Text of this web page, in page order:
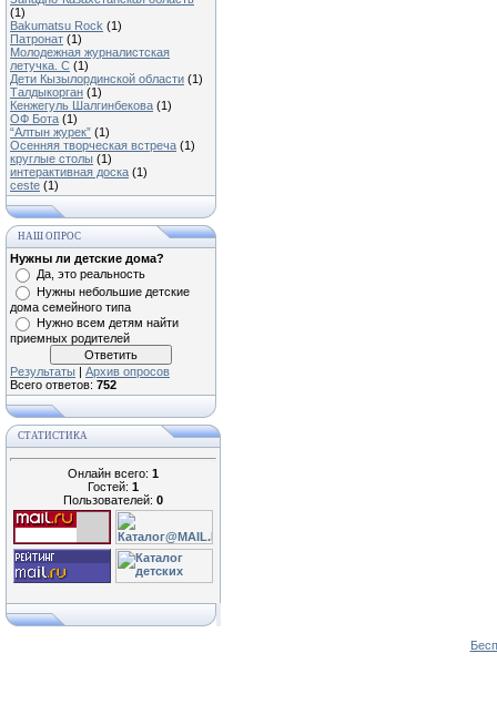
(1)
Bakumatsu Rock (1)
Патронат (1)
Молодежная журналистская
летучка. С (1)
Дети Кызылординской области (1)
Талдыкорган (1)
Кенжегуль Шалгинбекова (1)
ОФ Бота (1)
“Алтын журек” (1)
Осенняя творческая встреча (1)
круглые столы (1)
интерактивная доска (1)
ceste (1)
НАШ ОПРОС
Нужны ли детские дома?
Да, это реальность
Нужны небольшие детские
дома семейного типа
Нужно всем детям найти
приемных родителей
Результаты | Архив опросов
Всего ответов: 752
СТАТИСТИКА
Онлайн всего: 1
Гостей: 1
Пользователей: 0